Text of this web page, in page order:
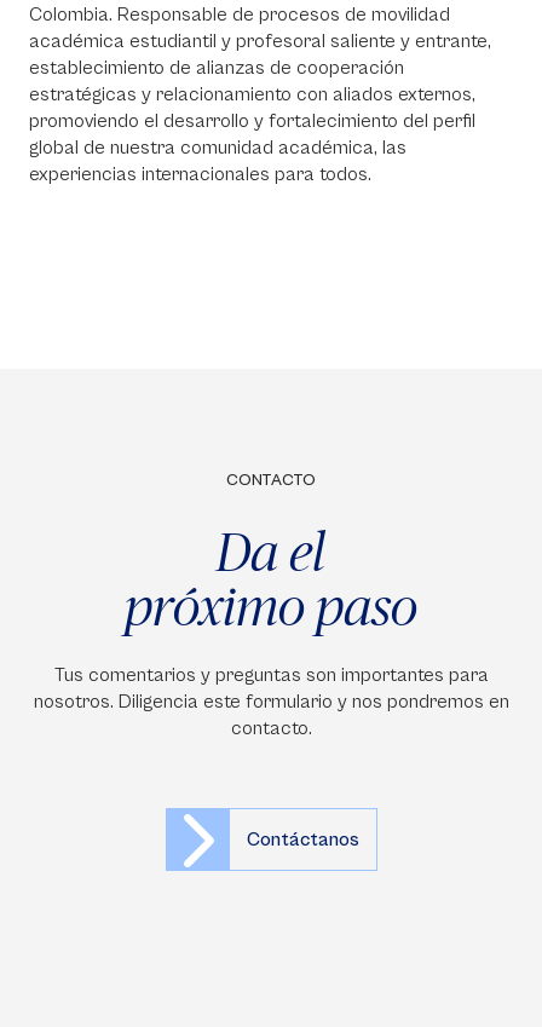
Colombia. Responsable de procesos de movilidad
académica estudiantil y profesoral saliente y entrante,
establecimiento de alianzas de cooperación
estratégicas y relacionamiento con aliados externos,
promoviendo el desarrollo y fortalecimiento del perfil
global de nuestra comunidad académica, las
experiencias internacionales para todos.
CONTACTO
Da el
próximo paso
Tus comentarios y preguntas son importantes para
nosotros. Diligencia este formulario y nos pondremos en
contacto.
Contáctanos